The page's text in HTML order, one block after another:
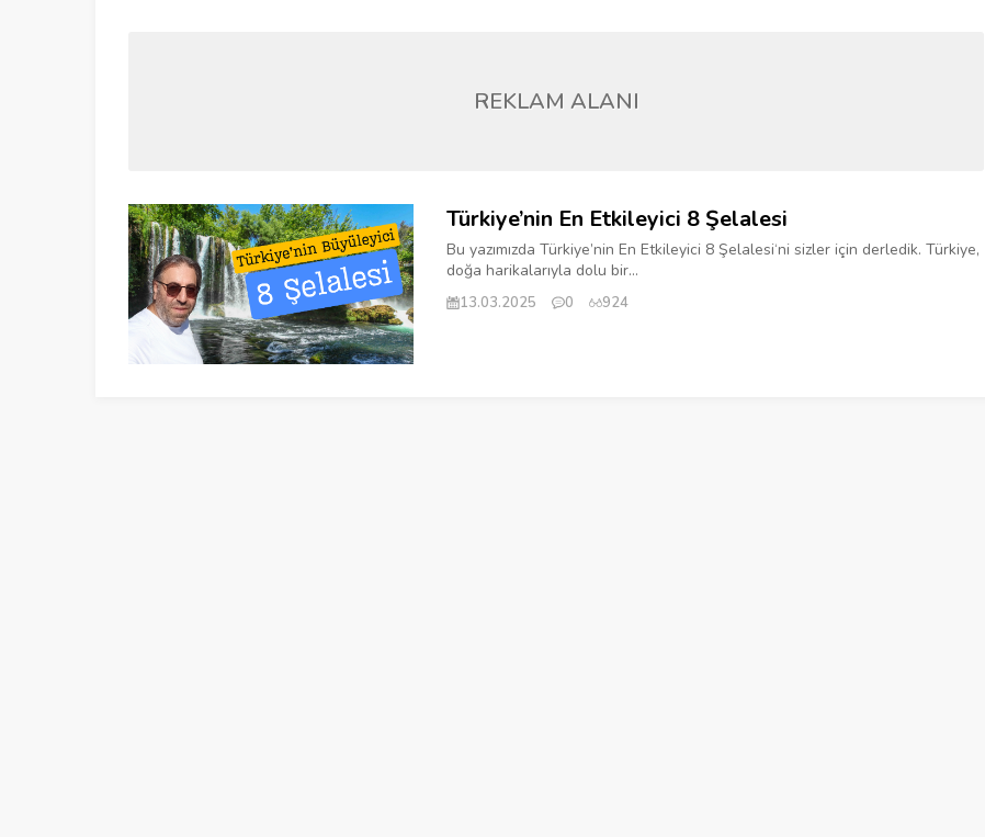
REKLAM ALANI
Türkiye’nin En Etkileyici 8 Şelalesi
Bu yazımızda Türkiye’nin En Etkileyici 8 Şelalesi‘ni sizler için derledik. Türkiye,
doğa harikalarıyla dolu bir...
13.03.2025 0 924